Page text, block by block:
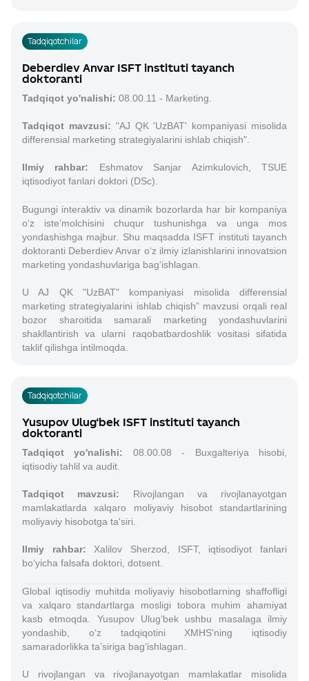
Tadqiqotchilar
Deberdiev Anvar ISFT instituti tayanch
doktoranti
Tadqiqot yo'nalishi: 08.00.11 - Marketing.
Tadqiqot mavzusi: "AJ QK 'UzBAT' kompaniyasi misolida
differensial marketing strategiyalarini ishlab chiqish".
Ilmiy rahbar: Eshmatov Sanjar Azimkulovich, TSUE
iqtisodiyot fanlari doktori (DSc).
Bugungi interaktiv va dinamik bozorlarda har bir kompaniya
o‘z iste’molchisini chuqur tushunishga va unga mos
yondashishga majbur. Shu maqsadda ISFT instituti tayanch
doktoranti Deberdiev Anvar o‘z ilmiy izlanishlarini innovatsion
marketing yondashuvlariga bag‘ishlagan.
U AJ QK "UzBAT" kompaniyasi misolida differensial
marketing strategiyalarini ishlab chiqish” mavzusi orqali real
bozor sharoitida samarali marketing yondashuvlarini
shakllantirish va ularni raqobatbardoshlik vositasi sifatida
taklif qilishga intilmoqda.
Tadqiqotchilar
Yusupov Ulug‘bek ISFT instituti tayanch
doktoranti
Tadqiqot yo'nalishi: 08.00.08 - Buxgalteriya hisobi,
iqtisodiy tahlil va audit.
Tadqiqot mavzusi: Rivojlangan va rivojlanayotgan
mamlakatlarda xalqaro moliyaviy hisobot standartlarining
moliyaviy hisobotga ta'siri.
Ilmiy rahbar:Xalilov Sherzod, ISFT, iqtisodiyot fanlari
bo‘yicha falsafa doktori, dotsent.
Global iqtisodiy muhitda moliyaviy hisobotlarning shaffofligi
va xalqaro standartlarga mosligi tobora muhim ahamiyat
kasb etmoqda. Yusupov Ulug‘bek ushbu masalaga ilmiy
yondashib, o‘z tadqiqotini XMHS'ning iqtisodiy
samaradorlikka ta’siriga bag‘ishlagan.
U rivojlangan va rivojlanayotgan mamlakatlar misolida